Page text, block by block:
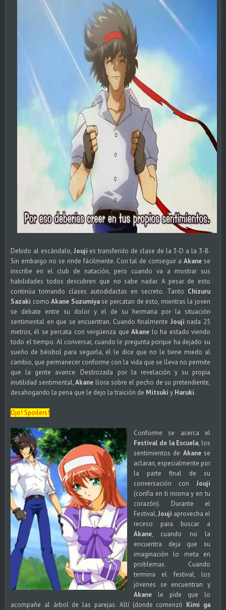
Debido al escándalo, Jouji es transferido de clase de la 3-D a la 3-B.
Sin embargo no se rinde fácilmente. Con tal de conseguir aAkane se
inscribe en el club de natación, pero cuando va a mostrar sus
habilidades todos descubren que no sabe nadar. A pesar de esto
continúa tomando clases autodidactas en secreto. Tanto Chizuru
Sazaki comoAkane Suzumiyase percatan de esto, mientras la joven
se debate entre su dolor y el de su hermana por la situación
sentimental en que se encuentran. Cuando finalmente Jouji nada 25
metros, él se percata con vergüenza queAkane lo ha estado viendo
todo el tiempo. Al conversar, cuando le pregunta porque ha dejado su
sueño de béisbol para seguirla, él le dice que no le tiene miedo al
cambio, que permanecer conforme con la vida que se lleva no permite
que la gente avance. Destrozada por la revelación y su propia
inutilidad sentimental,Akane llora sobre el pecho de su pretendiente,
desahogando la pena que le dejo la traición de Mitsuki y Haruki.
Ojo! Spoilers!
Conforme se acerca el
Festival de la Escuela, los
sentimientos de Akane se
aclaran, especialmente por
la parte final de su
conversación con Jouji
(confía en ti misma y en tu
corazón). Durante el
Festival,Jouji aprovecha el
receso para buscar a
Akane, cuando no la
encuentra deja que su
imaginación lo meta en
problemas. Cuando
termina el festival, los
jóvenes se encuentran y
Akane le pide que lo
acompañe al árbol de las parejas. Allí (donde comenzó Kimi ga